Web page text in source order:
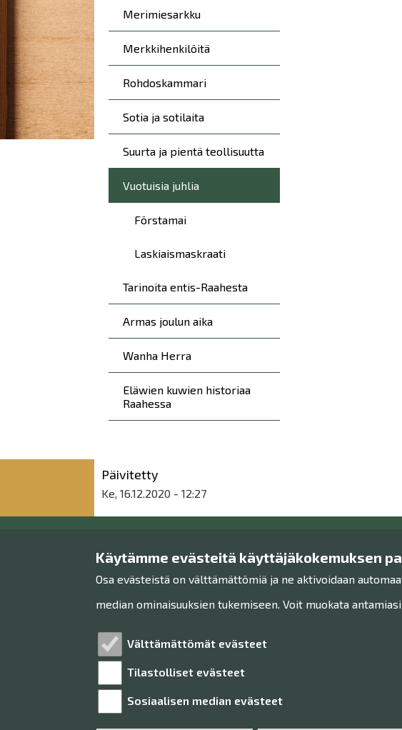
Käytämme evästeitä käyttäjäkokemuksen
Osa evästeistä on välttämättömiä ja ne aktivoidaan
median ominaisuuksien tukemiseen. Voit muokata
Välttämättömät evästeet
Tilastolliset evästeet
Sosiaalisen median evästeet
Merimiesarkku
Merkkihenkilöitä
Rohdoskammari
Sotia ja sotilaita
Suurta ja pientä teollisuutta
Vuotuisia juhlia
Förstamai
Laskiaismaskraati
Tarinoita entis-Raahesta
Armas joulun aika
Wanha Herra
Eläwien kuwien historiaa
Raahessa
Päivitetty
Ke, 16.12.2020 - 12:27
Raahen museo